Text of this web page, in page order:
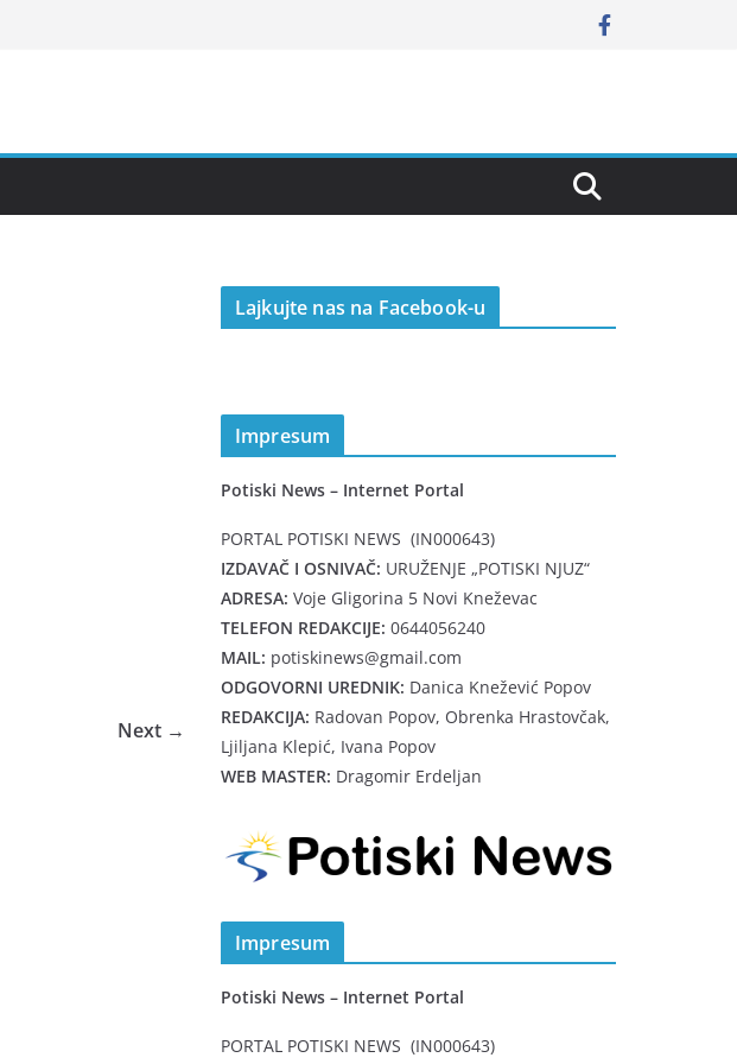
Next →
Lajkujte nas na Facebook-u
Impresum
Potiski News – Internet Portal
PORTAL POTISKI NEWS (IN000643)
IZDAVAČ I OSNIVAČ: URUŽENJE „POTISKI NJUZ“
ADRESA: Voje Gligorina 5 Novi Kneževac
TELEFON REDAKCIJE: 0644056240
MAIL: potiskinews@gmail.com
ODGOVORNI UREDNIK: Danica Knežević Popov
REDAKCIJA: Radovan Popov, Obrenka Hrastovčak,
Ljiljana Klepić, Ivana Popov
WEB MASTER: Dragomir Erdeljan
Impresum
Potiski News – Internet Portal
PORTAL POTISKI NEWS (IN000643)